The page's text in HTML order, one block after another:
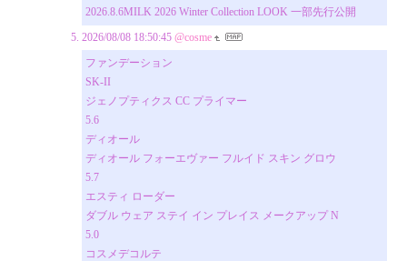
2026.8.6MILK 2026 Winter Collection LOOK 一部先行公開
2026/08/08 18:50:45 @cosme
ファンデーション
SK-II
ジェノプティクス CC プライマー
5.6
ディオール
ディオール フォーエヴァー フルイド スキン グロウ
5.7
エスティ ローダー
ダブル ウェア ステイ イン プレイス メークアップ N
5.0
コスメデコルテ